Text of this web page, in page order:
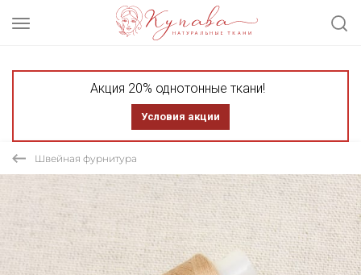
Акция 20% однотонные ткани!
Условия акции
Швейная фурнитура